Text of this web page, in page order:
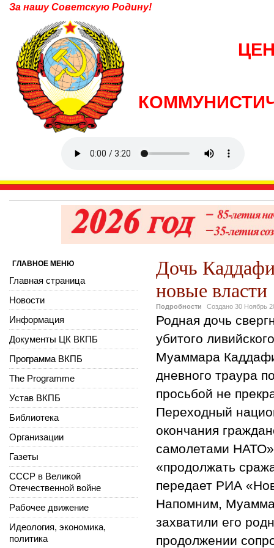
За нашу Советскую Родину!
Дочь
новые власти
Подробности Создано 30 Ноябрь
Родная дочь
убитого
Муаммара
дневного траура
просьбой не
Переходный
окончания
самолетами
«продолжать
передает РИА
Напомним,
захватили его
продолжении
ГЛАВНОЕ МЕНЮ
Главная страница
Новости
Информация
Документы ЦК ВКПБ
Программа ВКПБ
The Programme
Устав ВКПБ
Библиотека
Организации
Газеты
СССР в Великой
Отечественной войне
Рабочее движение
Идеология, экономика,
политика